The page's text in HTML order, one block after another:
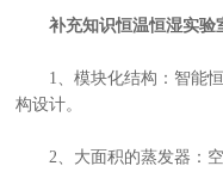
补充知识恒温恒湿实验
1、模块化结构：智能恒
构设计。
2、大面积的蒸发器：空